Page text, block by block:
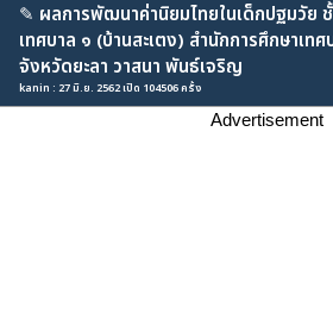
✎ ผลการพัฒนาค่านิยมไทยในเด็กปฐมวัย
เทศบาล ๑ (บ้านสะเตง) สำนักการศึกษาเทศ
จังหวัดยะลา วาสนา พันธ์เจริญ
kanin : 27 มิ.ย. 2562 เปิด 104506 ครั้ง
Advertisement